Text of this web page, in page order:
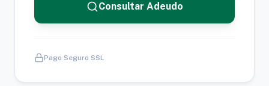
Consultar Adeudo
Pago Seguro SSL